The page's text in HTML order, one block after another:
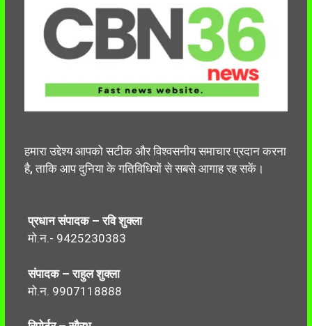
हमारा उद्देश्य आपको सटीक और विश्वसनीय समाचार प्रदान करना
है, ताकि आप दुनिया के गतिविधियों से सबसे आगाह रह सकें।
प्रधान संपादक – रवि शुक्ला
मो.न.- 9425230383
संपादक – राहुल शुक्ला
मो.न. 9907118888